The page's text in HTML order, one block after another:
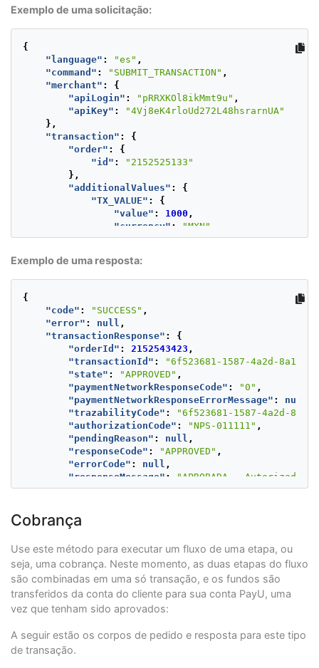
Exemplo de uma solicitação:
{
"language" : "es" ,
"command" : "SUBMIT_TRANSACTION" ,
"merchant" :
{
"apiLogin" : "pRRXKOl8ikMmt9u" ,
"apiKey" :
"4Vj8eK4rloUd272L48hsrarnUA"
},
"transaction" :
{
"order" :
{
"id" :
"2152525133"
},
"additionalValues" :
{
"TX_VALUE" :
{
"value" : 1000 ,
"currency" :
"MXN"
}
"type": "CAPTURE"
"parentTransactionId": "4b6adba7-e43b-45f8-
"test"
Exemplo de uma resposta:
{
"code" : "SUCCESS" ,
"error" : null ,
"transactionResponse" :
{
"orderId" : 2152543423 ,
"transactionId" :
"6f523681-1587-4a2d-8a15-
"state" : "APPROVED" ,
"paymentNetworkResponseCode" : "0" ,
"paymentNetworkResponseErrorMessage" : null
"trazabilityCode" :
"6f523681-1587-4a2d-
"authorizationCode" : "NPS-011111" ,
"pendingReason" : null ,
"responseCode" : "APPROVED" ,
"errorCode" : null ,
"responseMessage" : "APROBADA - Autorizada"
"transactionDate": null,
"operationDate"
"referenceQuestionnaire"
"additionalInfo":
{
"paymentNetwork": "NPS_AR",
"rejectionType": "NONE",
"responseNetworkMessage": null ,
"travelAgencyAuthorizationCode"
"cardType"
"transactionType":
"CAPTURE"
}
Cobrança
Use este método para executar um fluxo de uma etapa, ou
seja, uma cobrança. Neste momento, as duas etapas do fluxo
são combinadas em uma só transação, e os fundos são
transferidos da conta do cliente para sua conta PayU, uma
vez que tenham sido aprovados:
A seguir estão os corpos de pedido e resposta para este tipo
de transação.